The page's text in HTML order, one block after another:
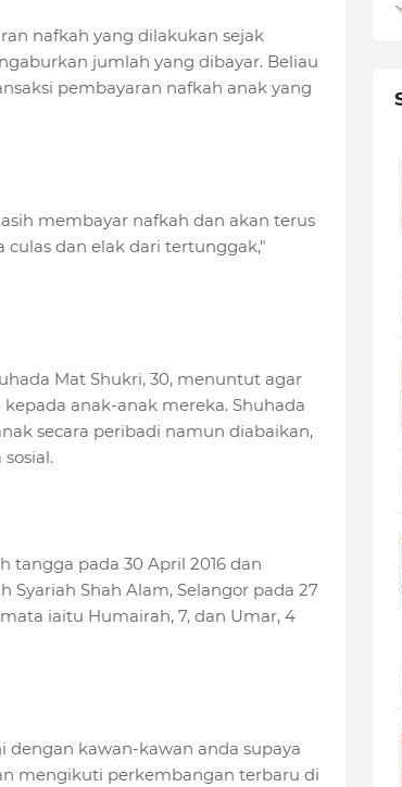
nafkah yang dilakukan sejak
jumlah yang dibayar. Beliau
pembayaran nafkah anak yang
membayar nafkah dan akan terus
dan elak dari tertunggak,"
Mat Shukri, 30, menuntut agar
anak-anak mereka. Shuhada
secara peribadi namun diabaikan,
tangga pada 30 April 2016 dan
Syariah Shah Alam, Selangor pada 27
iaitu Humairah, 7, dan Umar, 4
kawan-kawan anda supaya
mengikuti perkembangan terbaru di